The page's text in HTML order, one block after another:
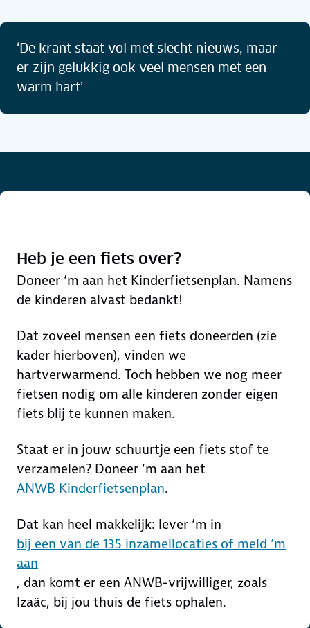
‘De krant staat vol met slecht nieuws, maar
er zijn gelukkig ook veel mensen met een
warm hart’
Heb je een fiets over?
Doneer ‘m aan het Kinderfietsenplan. Namens
de kinderen alvast bedankt!
Dat zoveel mensen een fiets doneerden (zie
kader hierboven), vinden we
hartverwarmend. Toch hebben we nog meer
fietsen nodig om alle kinderen zonder eigen
fiets blij te kunnen maken.
Staat er in jouw schuurtje een fiets stof te
verzamelen? Doneer 'm aan het
ANWB Kinderfietsenplan.
Dat kan heel makkelijk: lever ‘m in
bij een van de 135 inzamellocaties of meld ‘m
aan
, dan komt er een ANWB-vrijwilliger, zoals
Izaäc, bij jou thuis de fiets ophalen.